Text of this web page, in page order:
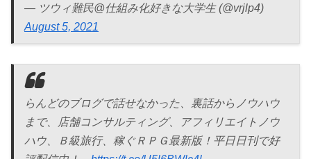
— ツウィ難民@仕組み化好きな大学生 (@vrjlp4)
August 5, 2021
らんどのブログで話せなかった、裏話からノウハウ
まで、店舗コンサルティング、アフィリエイトノウ
ハウ、Ｂ級旅行、稼ぐＲＰＧ最新版！平日日刊で好